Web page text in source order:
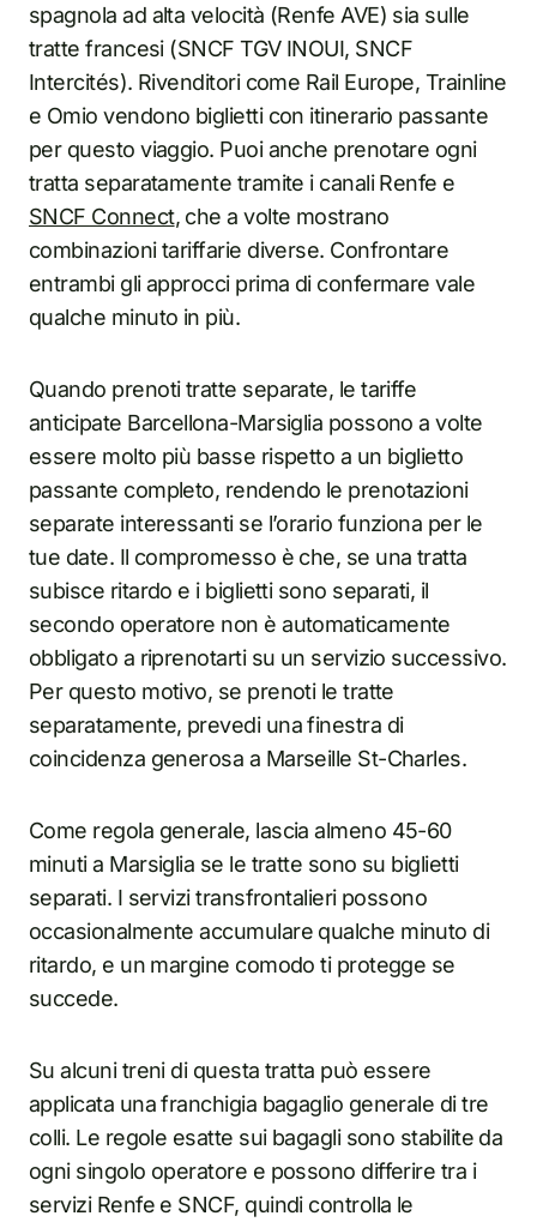
spagnola ad alta velocità (Renfe AVE) sia sulle
tratte francesi (SNCF TGV INOUI, SNCF
Intercités). Rivenditori come Rail Europe, Trainline
e Omio vendono biglietti con itinerario passante
per questo viaggio. Puoi anche prenotare ogni
tratta separatamente tramite i canali Renfe e
SNCF Connect, che a volte mostrano
combinazioni tariffarie diverse. Confrontare
entrambi gli approcci prima di confermare vale
qualche minuto in più.
Quando prenoti tratte separate, le tariffe
anticipate Barcellona-Marsiglia possono a volte
essere molto più basse rispetto a un biglietto
passante completo, rendendo le prenotazioni
separate interessanti se l’orario funziona per le
tue date. Il compromesso è che, se una tratta
subisce ritardo e i biglietti sono separati, il
secondo operatore non è automaticamente
obbligato a riprenotarti su un servizio successivo.
Per questo motivo, se prenoti le tratte
separatamente, prevedi una finestra di
coincidenza generosa a Marseille St-Charles.
Come regola generale, lascia almeno 45-60
minuti a Marsiglia se le tratte sono su biglietti
separati. I servizi transfrontalieri possono
occasionalmente accumulare qualche minuto di
ritardo, e un margine comodo ti protegge se
succede.
Su alcuni treni di questa tratta può essere
applicata una franchigia bagaglio generale di tre
colli. Le regole esatte sui bagagli sono stabilite da
ogni singolo operatore e possono differire tra i
servizi Renfe e SNCF, quindi controlla le